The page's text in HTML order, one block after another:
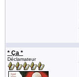
* Ça *
Déclamateur